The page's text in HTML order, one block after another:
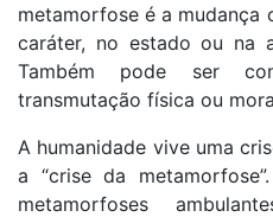
metamorfose é a mudança
caráter, no estado ou na
Também pode ser
transmutação física ou
A humanidade vive uma
a “crise da
metamorfoses